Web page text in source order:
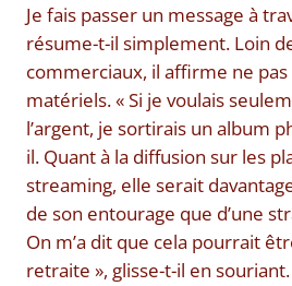
Je fais passer un message à
résume-t-il simplement. Loin
commerciaux, il affirme ne
matériels. « Si je voulais
l’argent, je sortirais un album
il. Quant à la diffusion sur les
streaming, elle serait
de son entourage que d’une
On m’a dit que cela pourrait
retraite », glisse-t-il en souriant.